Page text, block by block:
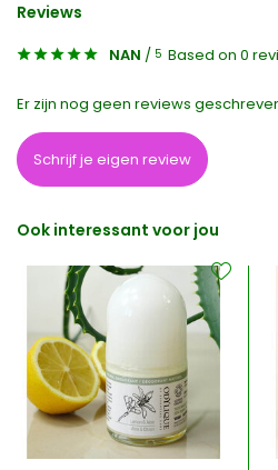
Reviews
NAN / 5 Based on 0
Er zijn nog geen reviews
Schrijf je eigen review
Ook interessant voor jou